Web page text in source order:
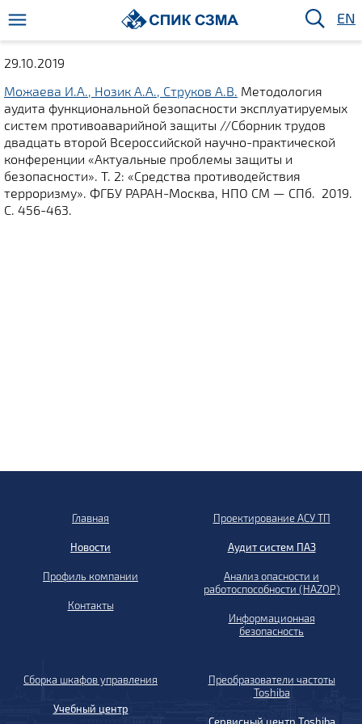
EN
29.10.2019
Можаева И.А., Нозик А.А., Струков А.В. Методология
аудита функциональной безопасности эксплуатируемых
систем противоаварийной защиты //Сборник трудов
двадцать второй Всероссийской научно-практической
конференции «Актуальные проблемы защиты и
безопасности». Т. 2: «Средства противодействия
терроризму». ФГБУ РАРАН-Москва, НПО СМ — СПб. 2019.
С. 456-463.
Главная
Новости
Профиль компании
Контакты
Проектирование АСУ ТП
Аудит систем ПАЗ
Анализ опасности и
работоспособности (HAZOP)
Информационная
безопасность
Сборка шкафов управления
Учебный центр
Преобразователи частоты
Toshiba